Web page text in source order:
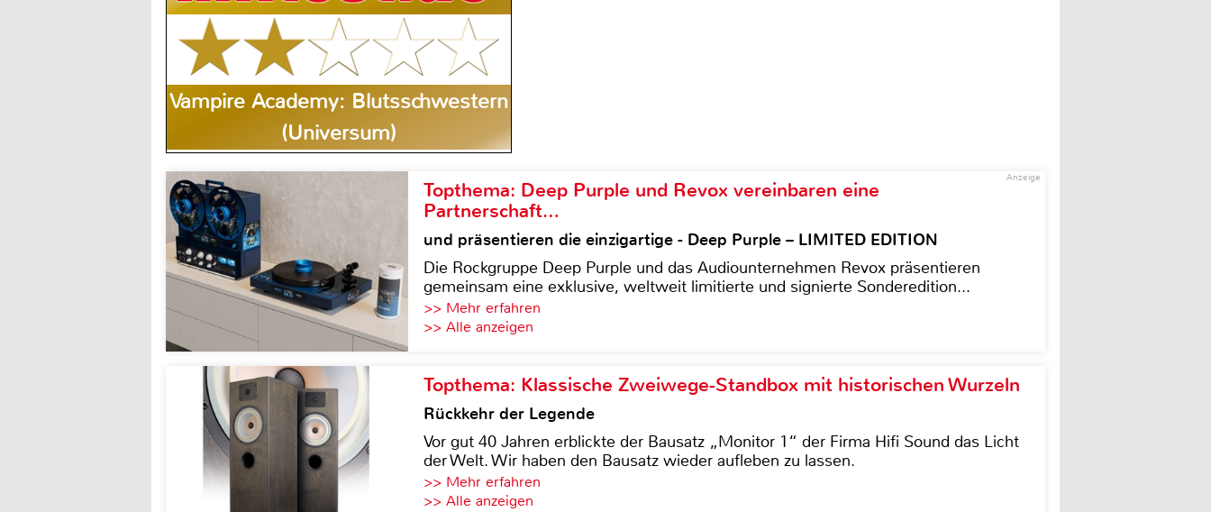
Vampire Academy: Blutsschwestern
(Universum)
Anzeige
Topthema: Deep Purple und Revox vereinbaren eine
Partnerschaft…
und präsentieren die einzigartige - Deep Purple – LIMITED EDITION
Die Rockgruppe Deep Purple und das Audiounternehmen Revox präsentieren
gemeinsam eine exklusive, weltweit limitierte und signierte Sonderedition...
>> Mehr erfahren
>> Alle anzeigen
Topthema: Klassische Zweiwege-Standbox mit historischen Wurzeln
Rückkehr der Legende
Vor gut 40 Jahren erblickte der Bausatz „Monitor 1“ der Firma Hifi Sound das Licht
der Welt. Wir haben den Bausatz wieder aufleben zu lassen.
>> Mehr erfahren
>> Alle anzeigen